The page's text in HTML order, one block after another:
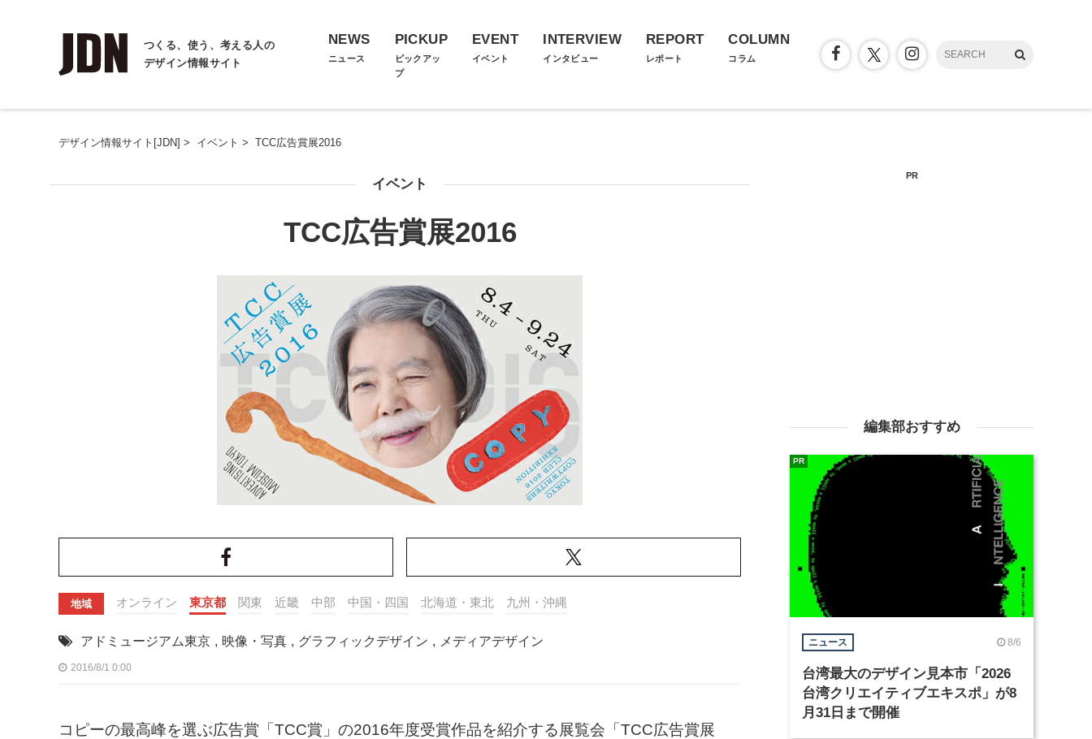
つくる、使う、考える人の
デザイン情報サイト
NEWS
ニュース
PICKUP
ピックアッ
プ
EVENT
イベント
INTERVIEW
インタビュー
REPORT
レポート
COLUMN
コラム
デザイン情報サイト[JDN] > イベント > TCC広告賞展2016
イベント
TCC広告賞展2016
地域 オンライン 東京都 関東 近畿 中部 中国・四国 北海道・東北 九州・沖縄
アドミュージアム東京 , 映像・写真 , グラフィックデザイン , メディアデザイン
2016/8/1 0:00
コピーの最高峰を選ぶ広告賞「TCC賞」の2016年度受賞作品を紹介する展覧会「TCC広告賞展
PR
編集部おすすめ
ニュース 8/6
台湾最大のデザイン見本市「2026
台湾クリエイティブエキスポ」が8
月31日まで開催
PR